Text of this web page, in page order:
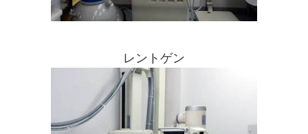
レントゲン